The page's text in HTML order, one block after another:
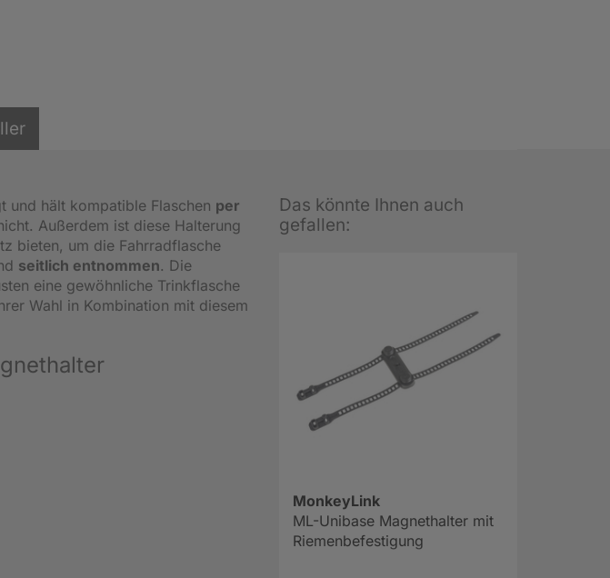
und hält kompatible Flaschen per
Außerdem ist diese Halterung
bieten, um die Fahrradflasche
seitlich entnommen. Die
eine gewöhnliche Trinkflasche
Wahl in Kombination mit diesem
Das könnte Ihnen auch
gefallen:
MonkeyLink
ML-Unibase Magnethalter mit
Riemenbefestigung